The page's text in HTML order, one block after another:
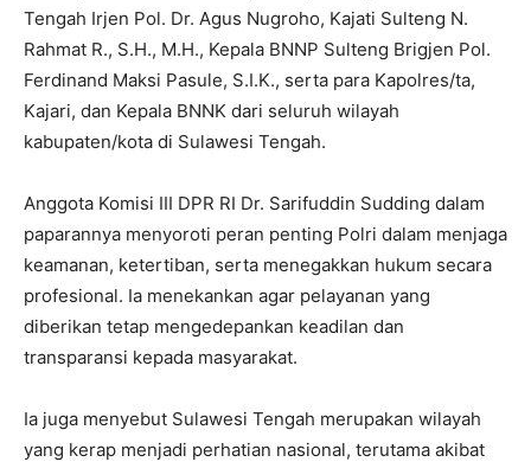
Tengah Irjen Pol. Dr. Agus Nugroho, Kajati Sulteng N.
Rahmat R., S.H., M.H., Kepala BNNP Sulteng Brigjen Pol.
Ferdinand Maksi Pasule, S.I.K., serta para Kapolres/ta,
Kajari, dan Kepala BNNK dari seluruh wilayah
kabupaten/kota di Sulawesi Tengah.
Anggota Komisi III DPR RI Dr. Sarifuddin Sudding dalam
paparannya menyoroti peran penting Polri dalam menjaga
keamanan, ketertiban, serta menegakkan hukum secara
profesional. Ia menekankan agar pelayanan yang
diberikan tetap mengedepankan keadilan dan
transparansi kepada masyarakat.
Ia juga menyebut Sulawesi Tengah merupakan wilayah
yang kerap menjadi perhatian nasional, terutama akibat